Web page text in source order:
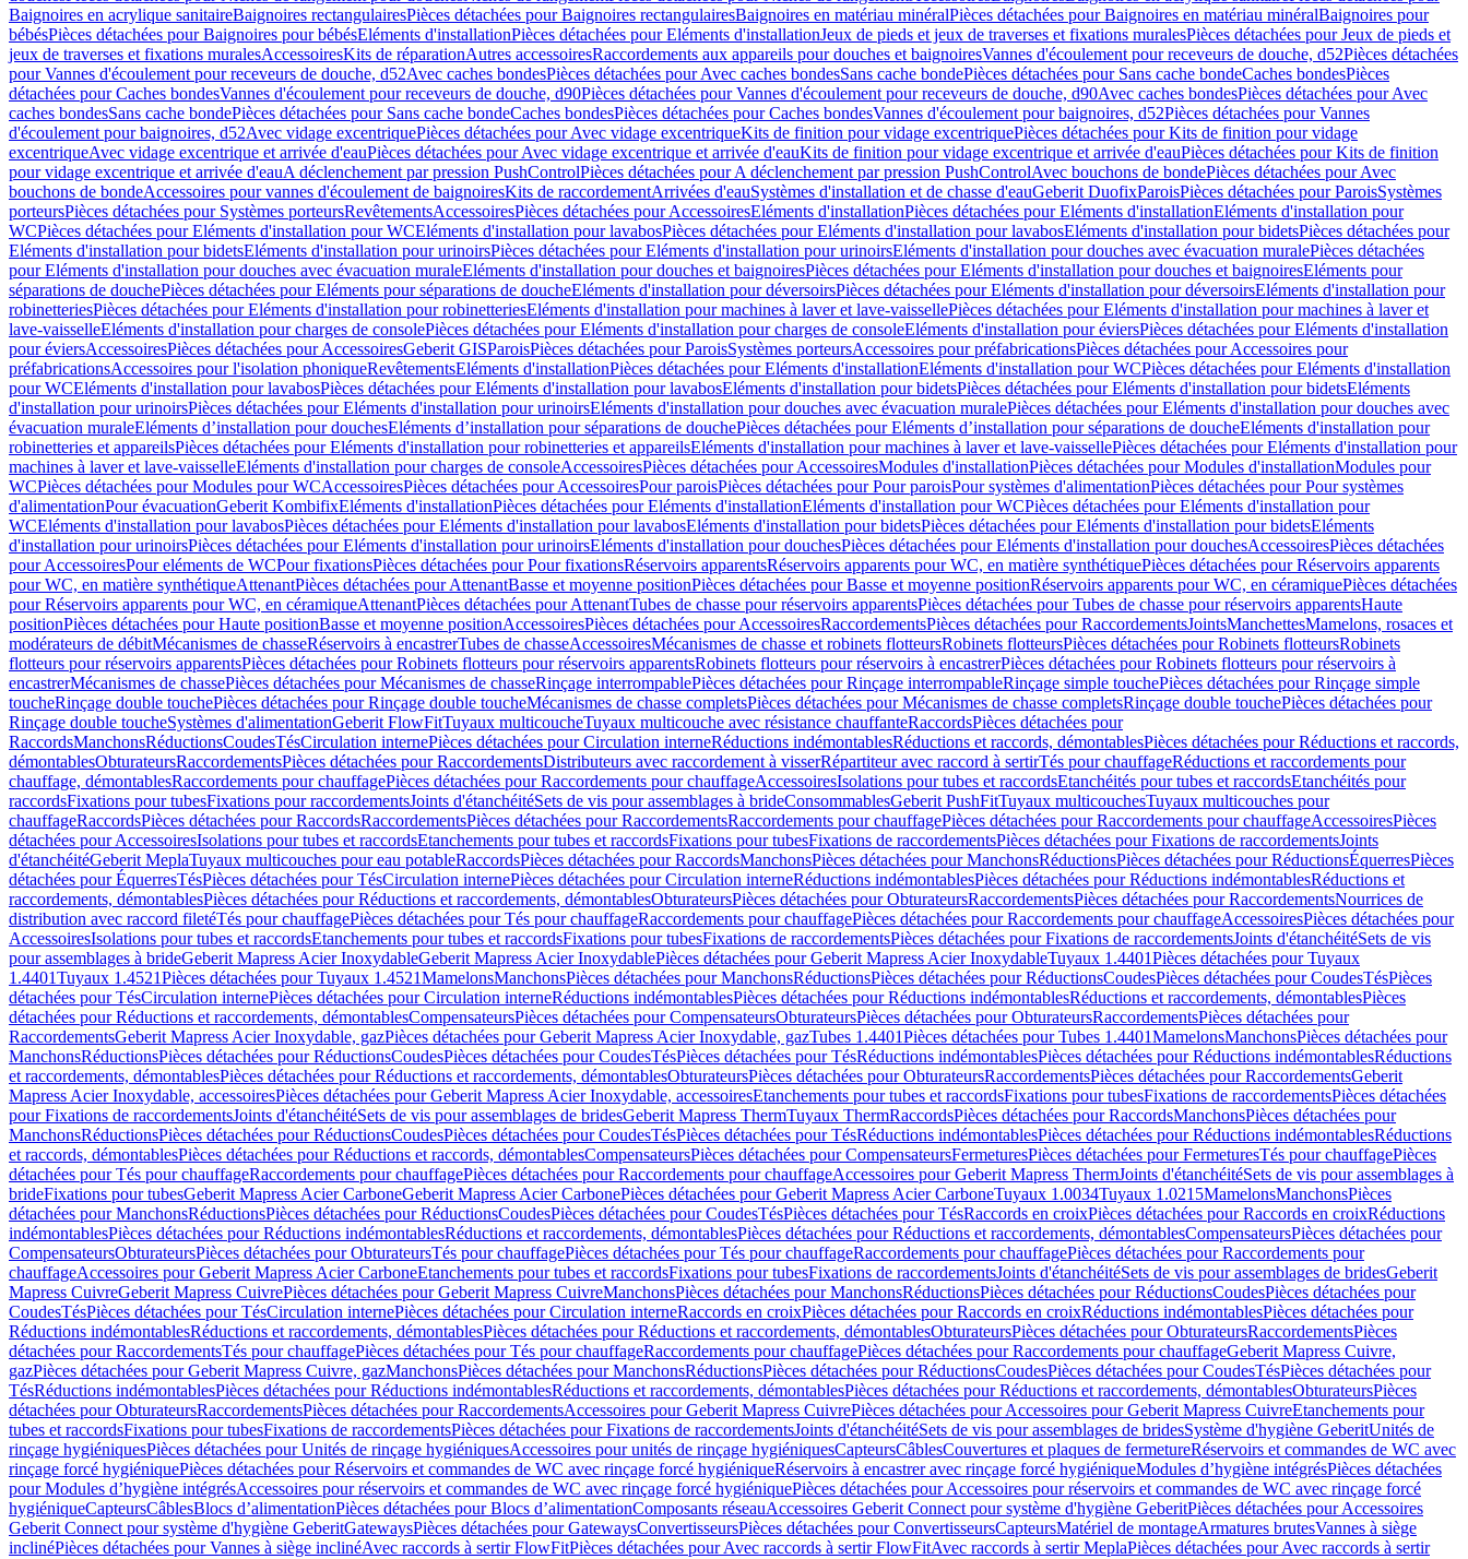
Baignoires en acrylique sanitaireBaignoires rectangulairesPièces détachées pour Baignoires rectangulairesBaignoires en matériau minéralPièces détachées pour Baignoires en matériau minéralBaignoires pour
bébésPièces détachées pour Baignoires pour bébésEléments d'installationPièces détachées pour Eléments d'installationJeux de pieds et jeux de traverses et fixations muralesPièces détachées pour Jeux de pieds et
jeux de traverses et fixations muralesAccessoiresKits de réparationAutres accessoiresRaccordements aux appareils pour douches et baignoiresVannes d'écoulement pour receveurs de douche, d52Pièces détachées
pour Vannes d'écoulement pour receveurs de douche, d52Avec caches bondesPièces détachées pour Avec caches bondesSans cache bondePièces détachées pour Sans cache bondeCaches bondesPièces
détachées pour Caches bondesVannes d'écoulement pour receveurs de douche, d90Pièces détachées pour Vannes d'écoulement pour receveurs de douche, d90Avec caches bondesPièces détachées pour Avec
caches bondesSans cache bondePièces détachées pour Sans cache bondeCaches bondesPièces détachées pour Caches bondesVannes d'écoulement pour baignoires, d52Pièces détachées pour Vannes
d'écoulement pour baignoires, d52Avec vidage excentriquePièces détachées pour Avec vidage excentriqueKits de finition pour vidage excentriquePièces détachées pour Kits de finition pour vidage
excentriqueAvec vidage excentrique et arrivée d'eauPièces détachées pour Avec vidage excentrique et arrivée d'eauKits de finition pour vidage excentrique et arrivée d'eauPièces détachées pour Kits de finition
pour vidage excentrique et arrivée d'eauA déclenchement par pression PushControlPièces détachées pour A déclenchement par pression PushControlAvec bouchons de bondePièces détachées pour Avec
bouchons de bondeAccessoires pour vannes d'écoulement de baignoiresKits de raccordementArrivées d'eauSystèmes d'installation et de chasse d'eauGeberit DuofixParoisPièces détachées pour ParoisSystèmes
porteursPièces détachées pour Systèmes porteursRevêtementsAccessoiresPièces détachées pour AccessoiresEléments d'installationPièces détachées pour Eléments d'installationEléments d'installation pour
WCPièces détachées pour Eléments d'installation pour WCEléments d'installation pour lavabosPièces détachées pour Eléments d'installation pour lavabosEléments d'installation pour bidetsPièces détachées pour
Eléments d'installation pour bidetsEléments d'installation pour urinoirsPièces détachées pour Eléments d'installation pour urinoirsEléments d'installation pour douches avec évacuation muralePièces détachées
pour Eléments d'installation pour douches avec évacuation muraleEléments d'installation pour douches et baignoiresPièces détachées pour Eléments d'installation pour douches et baignoiresEléments pour
séparations de douchePièces détachées pour Eléments pour séparations de doucheEléments d'installation pour déversoirsPièces détachées pour Eléments d'installation pour déversoirsEléments d'installation pour
robinetteriesPièces détachées pour Eléments d'installation pour robinetteriesEléments d'installation pour machines à laver et lave-vaissellePièces détachées pour Eléments d'installation pour machines à laver et
lave-vaisselleEléments d'installation pour charges de consolePièces détachées pour Eléments d'installation pour charges de consoleEléments d'installation pour éviersPièces détachées pour Eléments d'installation
pour éviersAccessoiresPièces détachées pour AccessoiresGeberit GISParoisPièces détachées pour ParoisSystèmes porteursAccessoires pour préfabricationsPièces détachées pour Accessoires pour
préfabricationsAccessoires pour l'isolation phoniqueRevêtementsEléments d'installationPièces détachées pour Eléments d'installationEléments d'installation pour WCPièces détachées pour Eléments d'installation
pour WCEléments d'installation pour lavabosPièces détachées pour Eléments d'installation pour lavabosEléments d'installation pour bidetsPièces détachées pour Eléments d'installation pour bidetsEléments
d'installation pour urinoirsPièces détachées pour Eléments d'installation pour urinoirsEléments d'installation pour douches avec évacuation muralePièces détachées pour Eléments d'installation pour douches avec
évacuation muraleEléments d’installation pour douchesEléments d’installation pour séparations de douchePièces détachées pour Eléments d’installation pour séparations de doucheEléments d'installation pour
robinetteries et appareilsPièces détachées pour Eléments d'installation pour robinetteries et appareilsEléments d'installation pour machines à laver et lave-vaissellePièces détachées pour Eléments d'installation pour
machines à laver et lave-vaisselleEléments d'installation pour charges de consoleAccessoiresPièces détachées pour AccessoiresModules d'installationPièces détachées pour Modules d'installationModules pour
WCPièces détachées pour Modules pour WCAccessoiresPièces détachées pour AccessoiresPour paroisPièces détachées pour Pour paroisPour systèmes d'alimentationPièces détachées pour Pour systèmes
d'alimentationPour évacuationGeberit KombifixEléments d'installationPièces détachées pour Eléments d'installationEléments d'installation pour WCPièces détachées pour Eléments d'installation pour
WCEléments d'installation pour lavabosPièces détachées pour Eléments d'installation pour lavabosEléments d'installation pour bidetsPièces détachées pour Eléments d'installation pour bidetsEléments
d'installation pour urinoirsPièces détachées pour Eléments d'installation pour urinoirsEléments d'installation pour douchesPièces détachées pour Eléments d'installation pour douchesAccessoiresPièces détachées
pour AccessoiresPour eléments de WCPour fixationsPièces détachées pour Pour fixationsRéservoirs apparentsRéservoirs apparents pour WC, en matière synthétiquePièces détachées pour Réservoirs apparents
pour WC, en matière synthétiqueAttenantPièces détachées pour AttenantBasse et moyenne positionPièces détachées pour Basse et moyenne positionRéservoirs apparents pour WC, en céramiquePièces détachées
pour Réservoirs apparents pour WC, en céramiqueAttenantPièces détachées pour AttenantTubes de chasse pour réservoirs apparentsPièces détachées pour Tubes de chasse pour réservoirs apparentsHaute
positionPièces détachées pour Haute positionBasse et moyenne positionAccessoiresPièces détachées pour AccessoiresRaccordementsPièces détachées pour RaccordementsJointsManchettesMamelons, rosaces et
modérateurs de débitMécanismes de chasseRéservoirs à encastrerTubes de chasseAccessoiresMécanismes de chasse et robinets flotteursRobinets flotteursPièces détachées pour Robinets flotteursRobinets
flotteurs pour réservoirs apparentsPièces détachées pour Robinets flotteurs pour réservoirs apparentsRobinets flotteurs pour réservoirs à encastrerPièces détachées pour Robinets flotteurs pour réservoirs à
encastrerMécanismes de chassePièces détachées pour Mécanismes de chasseRinçage interrompablePièces détachées pour Rinçage interrompableRinçage simple touchePièces détachées pour Rinçage simple
toucheRinçage double touchePièces détachées pour Rinçage double toucheMécanismes de chasse completsPièces détachées pour Mécanismes de chasse completsRinçage double touchePièces détachées pour
Rinçage double toucheSystèmes d'alimentationGeberit FlowFitTuyaux multicoucheTuyaux multicouche avec résistance chauffanteRaccordsPièces détachées pour
RaccordsManchonsRéductionsCoudesTésCirculation internePièces détachées pour Circulation interneRéductions indémontablesRéductions et raccords, démontablesPièces détachées pour Réductions et raccords,
démontablesObturateursRaccordementsPièces détachées pour RaccordementsDistributeurs avec raccordement à visserRépartiteur avec raccord à sertirTés pour chauffageRéductions et raccordements pour
chauffage, démontablesRaccordements pour chauffagePièces détachées pour Raccordements pour chauffageAccessoiresIsolations pour tubes et raccordsEtanchéités pour tubes et raccordsEtanchéités pour
raccordsFixations pour tubesFixations pour raccordementsJoints d'étanchéitéSets de vis pour assemblages à brideConsommablesGeberit PushFitTuyaux multicouchesTuyaux multicouches pour
chauffageRaccordsPièces détachées pour RaccordsRaccordementsPièces détachées pour RaccordementsRaccordements pour chauffagePièces détachées pour Raccordements pour chauffageAccessoiresPièces
détachées pour AccessoiresIsolations pour tubes et raccordsEtanchements pour tubes et raccordsFixations pour tubesFixations de raccordementsPièces détachées pour Fixations de raccordementsJoints
d'étanchéitéGeberit MeplaTuyaux multicouches pour eau potableRaccordsPièces détachées pour RaccordsManchonsPièces détachées pour ManchonsRéductionsPièces détachées pour RéductionsÉquerresPièces
détachées pour ÉquerresTésPièces détachées pour TésCirculation internePièces détachées pour Circulation interneRéductions indémontablesPièces détachées pour Réductions indémontablesRéductions et
raccordements, démontablesPièces détachées pour Réductions et raccordements, démontablesObturateursPièces détachées pour ObturateursRaccordementsPièces détachées pour RaccordementsNourrices de
distribution avec raccord filetéTés pour chauffagePièces détachées pour Tés pour chauffageRaccordements pour chauffagePièces détachées pour Raccordements pour chauffageAccessoiresPièces détachées pour
AccessoiresIsolations pour tubes et raccordsEtanchements pour tubes et raccordsFixations pour tubesFixations de raccordementsPièces détachées pour Fixations de raccordementsJoints d'étanchéitéSets de vis
pour assemblages à brideGeberit Mapress Acier InoxydableGeberit Mapress Acier InoxydablePièces détachées pour Geberit Mapress Acier InoxydableTuyaux 1.4401Pièces détachées pour Tuyaux
1.4401Tuyaux 1.4521Pièces détachées pour Tuyaux 1.4521MamelonsManchonsPièces détachées pour ManchonsRéductionsPièces détachées pour RéductionsCoudesPièces détachées pour CoudesTésPièces
détachées pour TésCirculation internePièces détachées pour Circulation interneRéductions indémontablesPièces détachées pour Réductions indémontablesRéductions et raccordements, démontablesPièces
détachées pour Réductions et raccordements, démontablesCompensateursPièces détachées pour CompensateursObturateursPièces détachées pour ObturateursRaccordementsPièces détachées pour
RaccordementsGeberit Mapress Acier Inoxydable, gazPièces détachées pour Geberit Mapress Acier Inoxydable, gazTubes 1.4401Pièces détachées pour Tubes 1.4401MamelonsManchonsPièces détachées pour
ManchonsRéductionsPièces détachées pour RéductionsCoudesPièces détachées pour CoudesTésPièces détachées pour TésRéductions indémontablesPièces détachées pour Réductions indémontablesRéductions
et raccordements, démontablesPièces détachées pour Réductions et raccordements, démontablesObturateursPièces détachées pour ObturateursRaccordementsPièces détachées pour RaccordementsGeberit
Mapress Acier Inoxydable, accessoiresPièces détachées pour Geberit Mapress Acier Inoxydable, accessoiresEtanchements pour tubes et raccordsFixations pour tubesFixations de raccordementsPièces détachées
pour Fixations de raccordementsJoints d'étanchéitéSets de vis pour assemblages de bridesGeberit Mapress ThermTuyaux ThermRaccordsPièces détachées pour RaccordsManchonsPièces détachées pour
ManchonsRéductionsPièces détachées pour RéductionsCoudesPièces détachées pour CoudesTésPièces détachées pour TésRéductions indémontablesPièces détachées pour Réductions indémontablesRéductions
et raccords, démontablesPièces détachées pour Réductions et raccords, démontablesCompensateursPièces détachées pour CompensateursFermeturesPièces détachées pour FermeturesTés pour chauffagePièces
détachées pour Tés pour chauffageRaccordements pour chauffagePièces détachées pour Raccordements pour chauffageAccessoires pour Geberit Mapress ThermJoints d'étanchéitéSets de vis pour assemblages à
brideFixations pour tubesGeberit Mapress Acier CarboneGeberit Mapress Acier CarbonePièces détachées pour Geberit Mapress Acier CarboneTuyaux 1.0034Tuyaux 1.0215MamelonsManchonsPièces
détachées pour ManchonsRéductionsPièces détachées pour RéductionsCoudesPièces détachées pour CoudesTésPièces détachées pour TésRaccords en croixPièces détachées pour Raccords en croixRéductions
indémontablesPièces détachées pour Réductions indémontablesRéductions et raccordements, démontablesPièces détachées pour Réductions et raccordements, démontablesCompensateursPièces détachées pour
CompensateursObturateursPièces détachées pour ObturateursTés pour chauffagePièces détachées pour Tés pour chauffageRaccordements pour chauffagePièces détachées pour Raccordements pour
chauffageAccessoires pour Geberit Mapress Acier CarboneEtanchements pour tubes et raccordsFixations pour tubesFixations de raccordementsJoints d'étanchéitéSets de vis pour assemblages de bridesGeberit
Mapress CuivreGeberit Mapress CuivrePièces détachées pour Geberit Mapress CuivreManchonsPièces détachées pour ManchonsRéductionsPièces détachées pour RéductionsCoudesPièces détachées pour
CoudesTésPièces détachées pour TésCirculation internePièces détachées pour Circulation interneRaccords en croixPièces détachées pour Raccords en croixRéductions indémontablesPièces détachées pour
Réductions indémontablesRéductions et raccordements, démontablesPièces détachées pour Réductions et raccordements, démontablesObturateursPièces détachées pour ObturateursRaccordementsPièces
détachées pour RaccordementsTés pour chauffagePièces détachées pour Tés pour chauffageRaccordements pour chauffagePièces détachées pour Raccordements pour chauffageGeberit Mapress Cuivre,
gazPièces détachées pour Geberit Mapress Cuivre, gazManchonsPièces détachées pour ManchonsRéductionsPièces détachées pour RéductionsCoudesPièces détachées pour CoudesTésPièces détachées pour
TésRéductions indémontablesPièces détachées pour Réductions indémontablesRéductions et raccordements, démontablesPièces détachées pour Réductions et raccordements, démontablesObturateursPièces
détachées pour ObturateursRaccordementsPièces détachées pour RaccordementsAccessoires pour Geberit Mapress CuivrePièces détachées pour Accessoires pour Geberit Mapress CuivreEtanchements pour
tubes et raccordsFixations pour tubesFixations de raccordementsPièces détachées pour Fixations de raccordementsJoints d'étanchéitéSets de vis pour assemblages de bridesSystème d'hygiène GeberitUnités de
rinçage hygiéniquesPièces détachées pour Unités de rinçage hygiéniquesAccessoires pour unités de rinçage hygiéniquesCapteursCâblesCouvertures et plaques de fermetureRéservoirs et commandes de WC avec
rinçage forcé hygiéniquePièces détachées pour Réservoirs et commandes de WC avec rinçage forcé hygiéniqueRéservoirs à encastrer avec rinçage forcé hygiéniqueModules d’hygiène intégrésPièces détachées
pour Modules d’hygiène intégrésAccessoires pour réservoirs et commandes de WC avec rinçage forcé hygiéniquePièces détachées pour Accessoires pour réservoirs et commandes de WC avec rinçage forcé
hygiéniqueCapteursCâblesBlocs d’alimentationPièces détachées pour Blocs d’alimentationComposants réseauAccessoires Geberit Connect pour système d'hygiène GeberitPièces détachées pour Accessoires
Geberit Connect pour système d'hygiène GeberitGatewaysPièces détachées pour GatewaysConvertisseursPièces détachées pour ConvertisseursCapteursMatériel de montageArmatures brutesVannes à siège
inclinéPièces détachées pour Vannes à siège inclinéAvec raccords à sertir FlowFitPièces détachées pour Avec raccords à sertir FlowFitAvec raccords à sertir MeplaPièces détachées pour Avec raccords à sertir